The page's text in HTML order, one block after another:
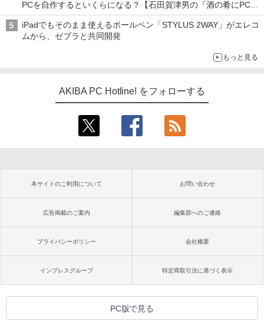
PCを自作するといくらになる？【石田賀津男の『酒の肴にPCゲ
ーム』】
iPadでもそのまま使えるボールペン「STYLUS 2WAY」がエレコ
ムから、ゼブラと共同開発
もっと見る
AKIBA PC Hotline! をフォローする
本サイトのご利用について お問い合わせ
広告掲載のご案内 編集部へのご連絡
プライバシーポリシー 会社概要
インプレスグループ 特定商取引法に基づく表示
PC版で見る